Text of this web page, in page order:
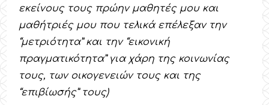
εκείνους τους πρώην μαθητές μου και
μαθήτριές μου που τελικά επέλεξαν την
“μετριότητα” και την “εικονική
πραγματικότητα” για χάρη της κοινωνίας
τους, των οικογενειών τους και της
“επιβίωσής” τους)